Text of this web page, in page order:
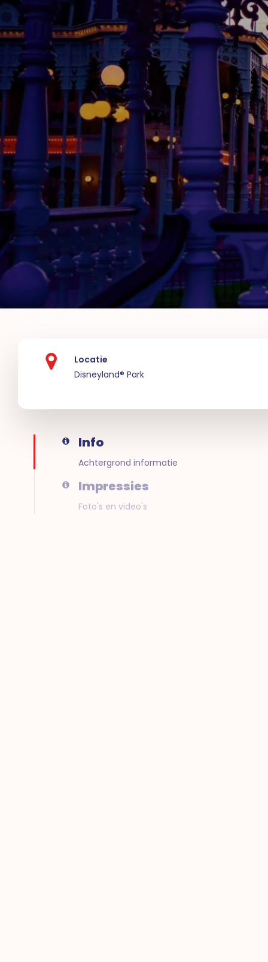
Locatie
Disneyland® Park
Info
Achtergrond informatie
Impressies
Foto's en video's